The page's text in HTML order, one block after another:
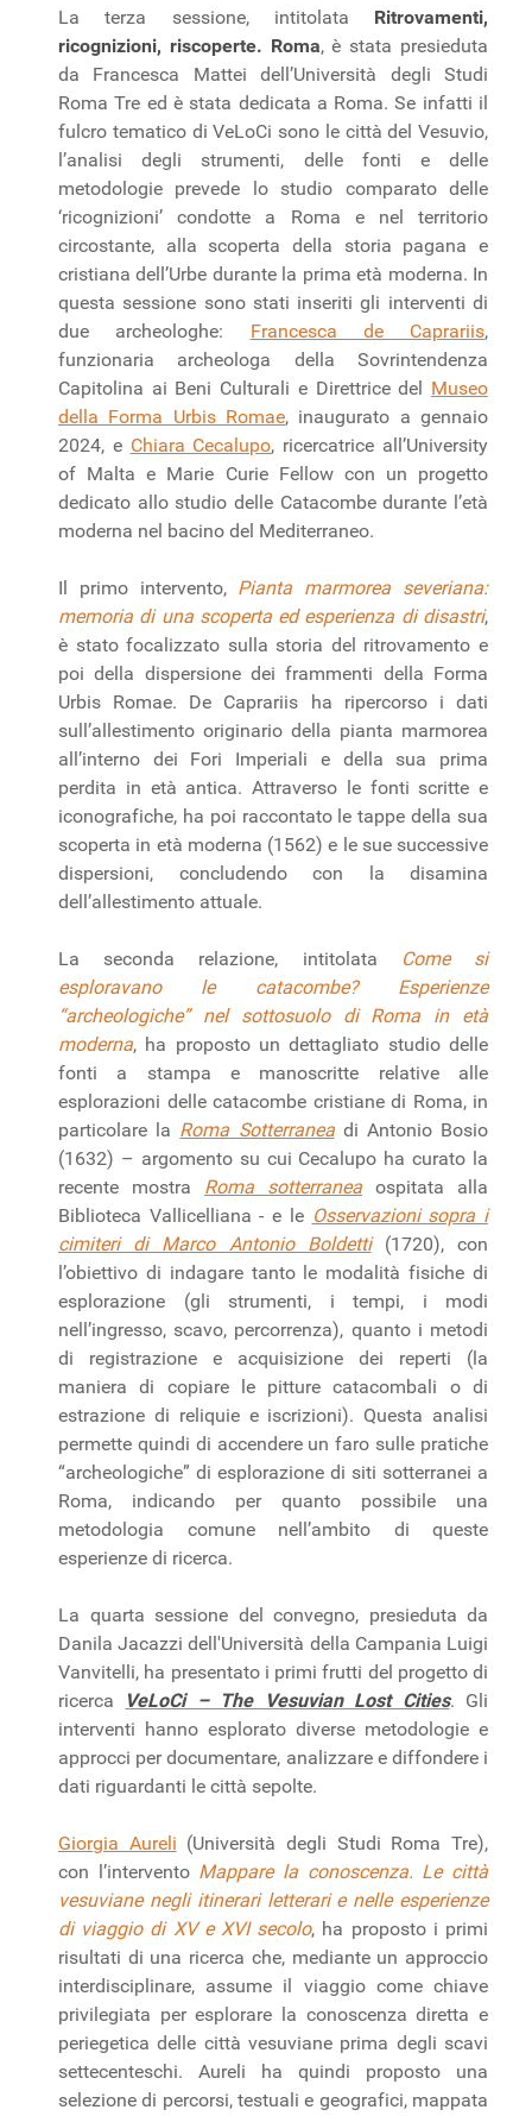
La terza sessione, intitolata Ritrovamenti,
ricognizioni, riscoperte. Roma, è stata presieduta
da Francesca Mattei dell’Università degli Studi
Roma Tre ed è stata dedicata a Roma. Se infatti il
fulcro tematico di VeLoCi sono le città del Vesuvio,
l’analisi degli strumenti, delle fonti e delle
metodologie prevede lo studio comparato delle
‘ricognizioni’ condotte a Roma e nel territorio
circostante, alla scoperta della storia pagana e
cristiana dell’Urbe durante la prima età moderna. In
questa sessione sono stati inseriti gli interventi di
due archeologhe: Francesca de Caprariis,
funzionaria archeologa della Sovrintendenza
Capitolina ai Beni Culturali e Direttrice del Museo
della Forma Urbis Romae, inaugurato a gennaio
2024, e Chiara Cecalupo, ricercatrice all’University
of Malta e Marie Curie Fellow con un progetto
dedicato allo studio delle Catacombe durante l’età
moderna nel bacino del Mediterraneo.
Il primo intervento, Pianta marmorea severiana:
memoria di una scoperta ed esperienza di disastri,
è stato focalizzato sulla storia del ritrovamento e
poi della dispersione dei frammenti della Forma
Urbis Romae. De Caprariis ha ripercorso i dati
sull’allestimento originario della pianta marmorea
all’interno dei Fori Imperiali e della sua prima
perdita in età antica. Attraverso le fonti scritte e
iconografiche, ha poi raccontato le tappe della sua
scoperta in età moderna (1562) e le sue successive
dispersioni, concludendo con la disamina
dell’allestimento attuale.
La seconda relazione, intitolata
Come si
esploravano le catacombe? Esperienze
“archeologiche” nel sottosuolo di Roma in età
moderna, ha proposto un dettagliato studio delle
fonti a stampa e manoscritte relative alle
esplorazioni delle catacombe cristiane di Roma, in
particolare la Roma Sotterraneadi Antonio Bosio
(1632) – argomento su cui Cecalupo ha curato la
recente mostra Roma sotterranea ospitata alla
Biblioteca Vallicelliana - e le Osservazioni sopra i
cimiteri di Marco Antonio Boldetti(1720), con
l’obiettivo di indagare tanto le modalità fisiche di
esplorazione (gli strumenti, i tempi, i modi
nell’ingresso, scavo, percorrenza), quanto i metodi
di registrazione e acquisizione dei reperti (la
maniera di copiare le pitture catacombali o di
estrazione di reliquie e iscrizioni). Questa analisi
permette quindi di accendere un faro sulle pratiche
“archeologiche” di esplorazione di siti sotterranei a
Roma, indicando per quanto possibile una
metodologia comune nell’ambito di queste
esperienze di ricerca.
La quarta sessione del convegno, presieduta da
Danila Jacazzi dell'Università della Campania Luigi
Vanvitelli, ha presentato i primi frutti del progetto di
ricerca
VeLoCi – The Vesuvian Lost Cities. Gli
interventi hanno esplorato diverse metodologie e
approcci per documentare, analizzare e diffondere i
dati riguardanti le città sepolte.
Giorgia Aureli (Università degli Studi Roma Tre),
con l’intervento Mappare la conoscenza. Le città
vesuviane negli itinerari letterari e nelle esperienze
di viaggio di XV e XVI secolo, ha proposto i primi
risultati di una ricerca che, mediante un approccio
interdisciplinare, assume il viaggio come chiave
privilegiata per esplorare la conoscenza diretta e
periegetica delle città vesuviane prima degli scavi
settecenteschi. Aureli ha quindi proposto una
selezione di percorsi, testuali e geografici, mappata